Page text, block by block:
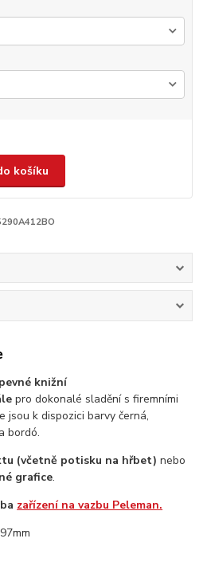
košíku
pevné knižní
pro dokonalé sladění s firemními
jsou k dispozici barvy černá,
bordó.
(včetně potisku na hřbet) nebo
grafice.
zařízení na vazbu Peleman.